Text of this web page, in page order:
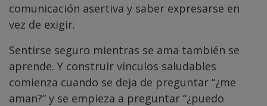
comunicación asertiva y saber expresarse en
vez de exigir.
Sentirse seguro mientras se ama también se
aprende. Y construir vínculos saludables
comienza cuando se deja de preguntar “¿me
aman?” y se empieza a preguntar “¿puedo